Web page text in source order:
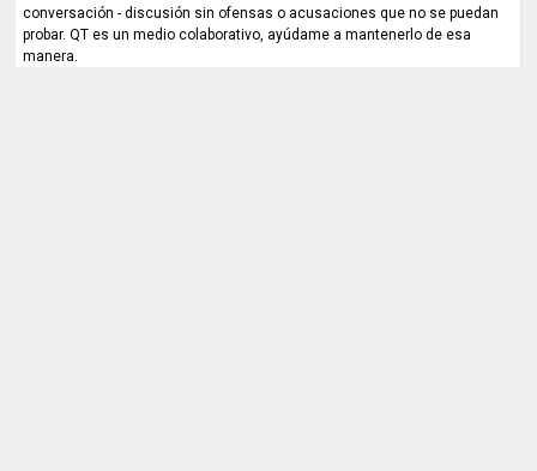
conversación - discusión sin ofensas o acusaciones que no se puedan
probar. QT es un medio colaborativo, ayúdame a mantenerlo de esa
manera.